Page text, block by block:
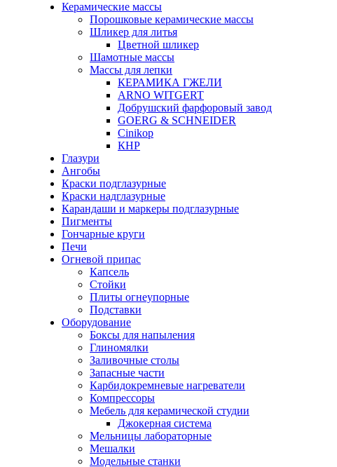
Керамические массы
Порошковые керамические массы
Шликер для литья
Цветной шликер
Шамотные массы
Массы для лепки
КЕРАМИКА ГЖЕЛИ
ARNO WITGERT
Добрушский фарфоровый завод
GOERG & SCHNEIDER
Cinikop
КНР
Глазури
Ангобы
Краски подглазурные
Краски надглазурные
Карандаши и маркеры подглазурные
Пигменты
Гончарные круги
Печи
Огневой припас
Капсель
Стойки
Плиты огнеупорные
Подставки
Оборудование
Боксы для напыления
Глиномялки
Заливочные столы
Запасные части
Карбидокремневые нагреватели
Компрессоры
Мебель для керамической студии
Джокерная система
Мельницы лабораторные
Мешалки
Модельные станки